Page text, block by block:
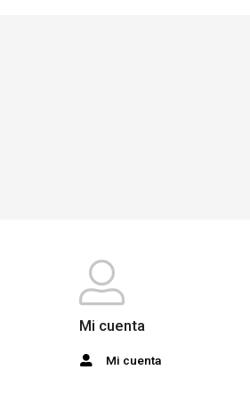
Mi cuenta
Mi cuenta